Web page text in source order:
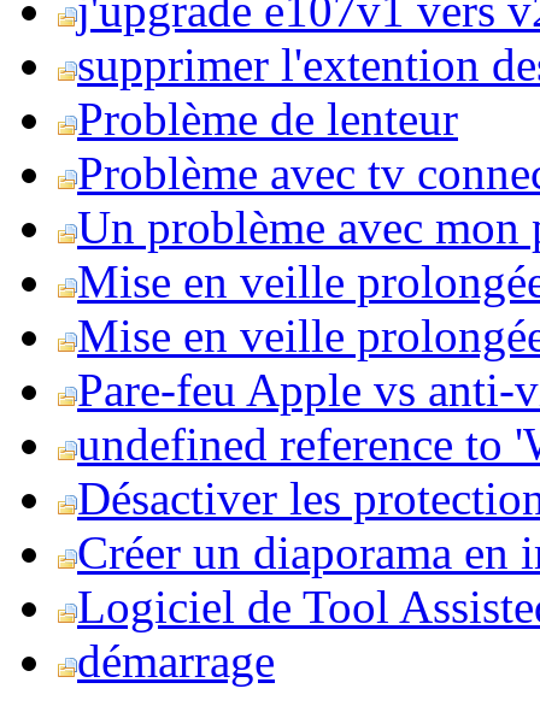
supprimer l'extention
Problème de lenteur
Problème avec tv
Un problème avec mon
Mise en veille
Mise en veille
Pare-feu Apple vs anti-
undefined reference to
Désactiver les
Créer un diaporama en
Logiciel de Tool
démarrage